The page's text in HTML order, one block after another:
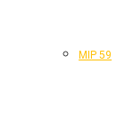
MIP 59